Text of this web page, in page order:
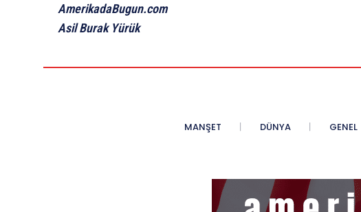
AmerikadaBugun.com
Asil Burak Yürük
MANŞET DÜNYA GENEL